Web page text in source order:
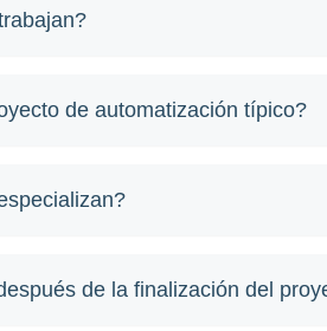
de automatización típico?
de la finalización del